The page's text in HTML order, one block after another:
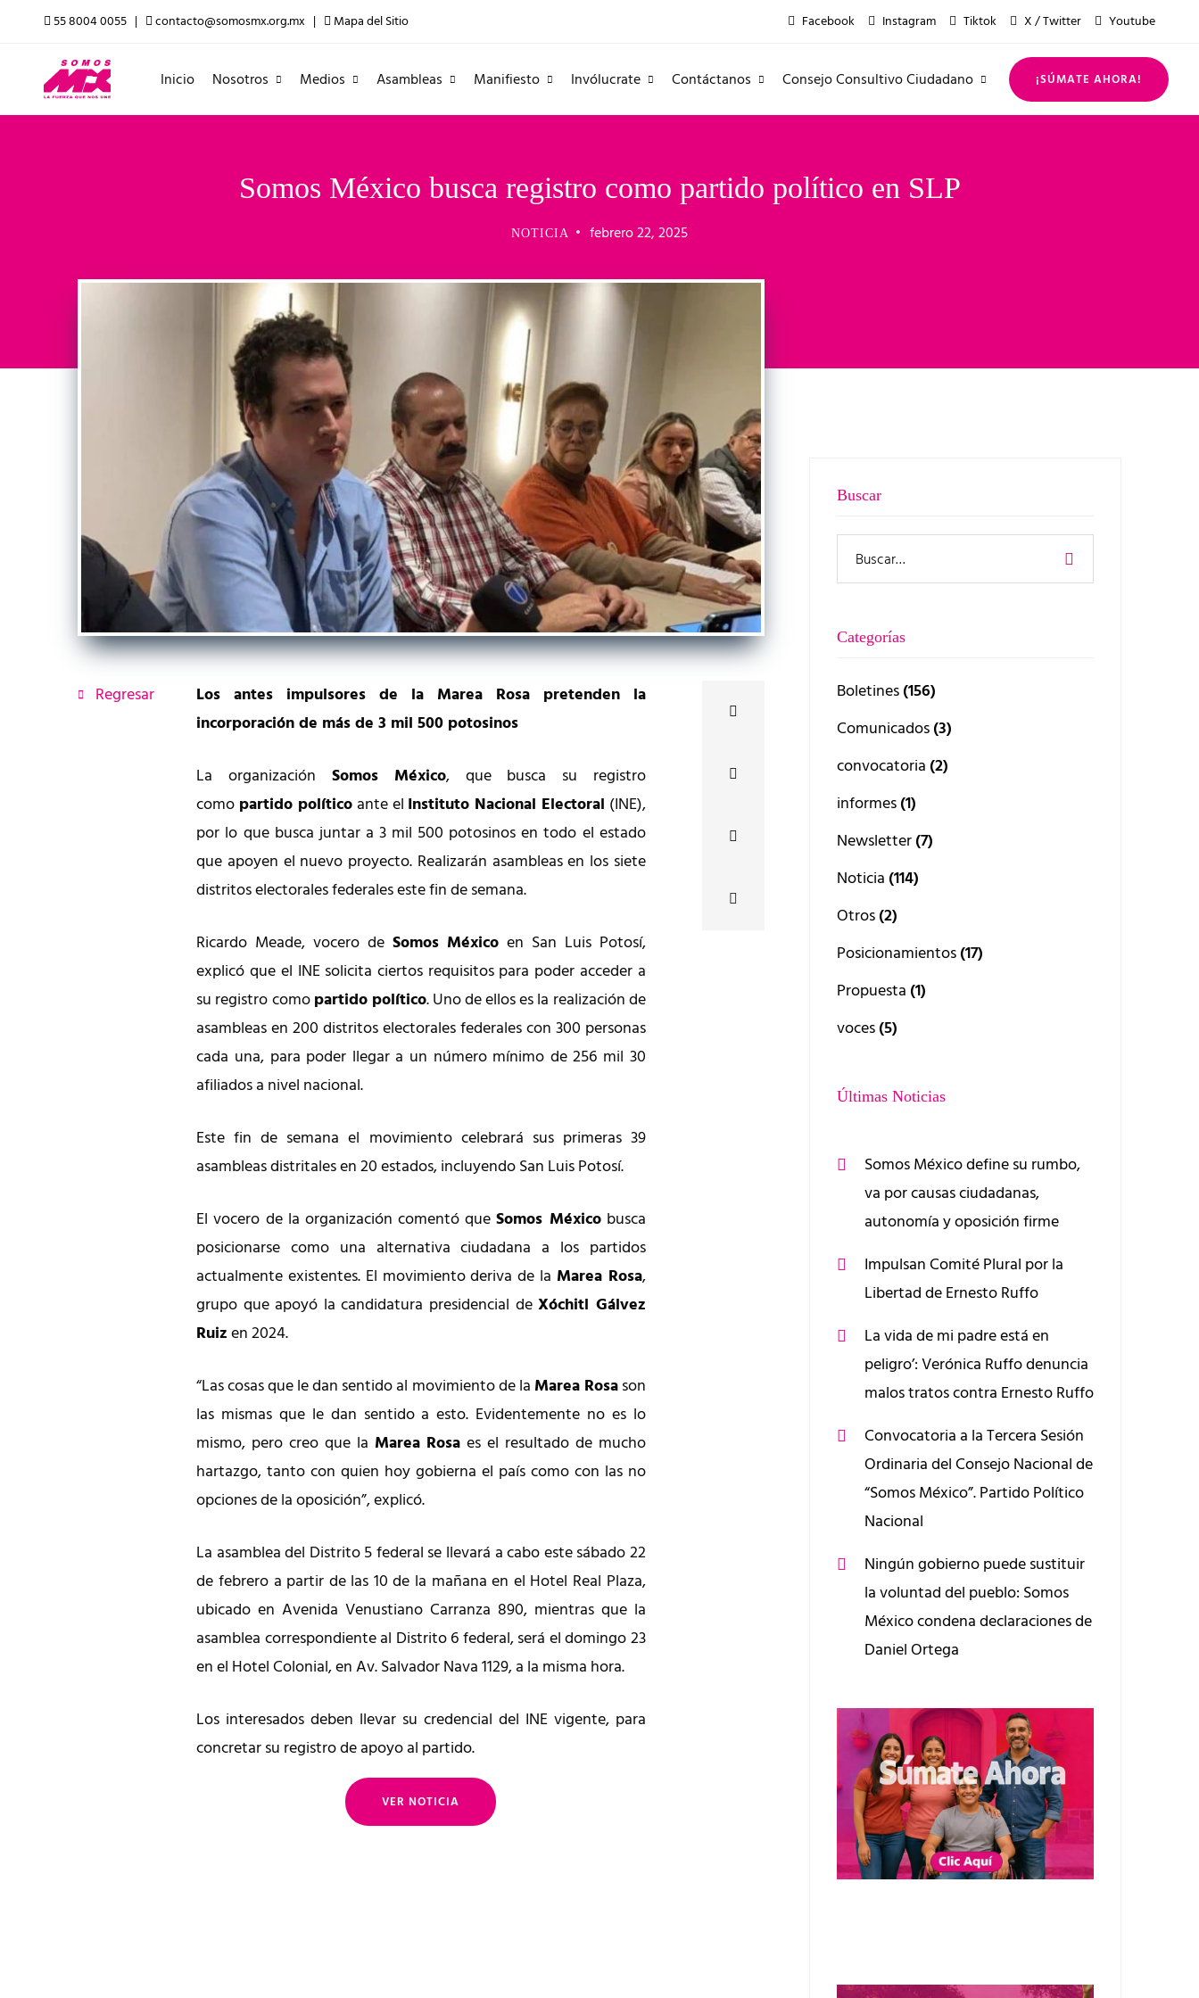
55 8004 0055 | contacto@somosmx.org.mx | Mapa del Sitio Facebook Instagram Tiktok X / Twitter Youtube
Inicio Nosotros Medios Asambleas Manifiesto Invólucrate Contáctanos Consejo Consultivo Ciudadano ¡SÚMATE AHORA!
Somos México busca registro como partido político en SLP
NOTICIA febrero 22, 2025
Regresar
Los antes impulsores de la Marea Rosa pretenden la
incorporación de más de 3 mil 500 potosinos
La organización Somos México, que busca su registro
como partido políticoante el Instituto Nacional Electoral (INE),
por lo que busca juntar a 3 mil 500 potosinos en todo el estado
que apoyen el nuevo proyecto. Realizarán asambleas en los siete
distritos electorales federales este fin de semana.
Ricardo Meade, vocero de Somos México en San Luis Potosí,
explicó que el INE solicita ciertos requisitos para poder acceder a
su registro comopartido político. Uno de ellos es la realización de
asambleas en 200 distritos electorales federales con 300 personas
cada una, para poder llegar a un número mínimo de 256 mil 30
afiliados a nivel nacional.
Este fin de semana el movimiento celebrará sus primeras 39
asambleas distritales en 20 estados, incluyendo San Luis Potosí.
El vocero de la organización comentó queSomos Méxicobusca
posicionarse como una alternativa ciudadana a los partidos
actualmente existentes. El movimiento deriva de la Marea Rosa,
grupo que apoyó la candidatura presidencial deXóchitl Gálvez
Ruizen 2024.
“Las cosas que le dan sentido al movimiento de la Marea Rosason
las mismas que le dan sentido a esto. Evidentemente no es lo
mismo, pero creo que la Marea Rosa es el resultado de mucho
hartazgo, tanto con quien hoy gobierna el país como con las no
opciones de la oposición”, explicó.
La asamblea del Distrito 5 federal se llevará a cabo este sábado 22
de febrero a partir de las 10 de la mañana en el Hotel Real Plaza,
ubicado en Avenida Venustiano Carranza 890, mientras que la
asamblea correspondiente al Distrito 6 federal, será el domingo 23
en el Hotel Colonial, en Av. Salvador Nava 1129, a la misma hora.
Los interesados deben llevar su credencial del INE vigente, para
concretar su registro de apoyo al partido.
VER NOTICIA
Buscar
Categorías
Boletines(156)
Comunicados(3)
convocatoria (2)
informes(1)
Newsletter(7)
Noticia (114)
Otros(2)
Posicionamientos(17)
Propuesta (1)
voces(5)
Últimas Noticias
Somos México define su rumbo,
va por causas ciudadanas,
autonomía y oposición firme
Impulsan Comité Plural por la
Libertad de Ernesto Ruffo
La vida de mi padre está en
peligro’: Verónica Ruffo denuncia
malos tratos contra Ernesto Ruffo
Convocatoria a la Tercera Sesión
Ordinaria del Consejo Nacional de
“Somos México”. Partido Político
Nacional
Ningún gobierno puede sustituir
la voluntad del pueblo: Somos
México condena declaraciones de
Daniel Ortega